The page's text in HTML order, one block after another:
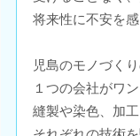
将来性に不安を
児島のモノづく
１つの会社がワ
縫製や染色、加